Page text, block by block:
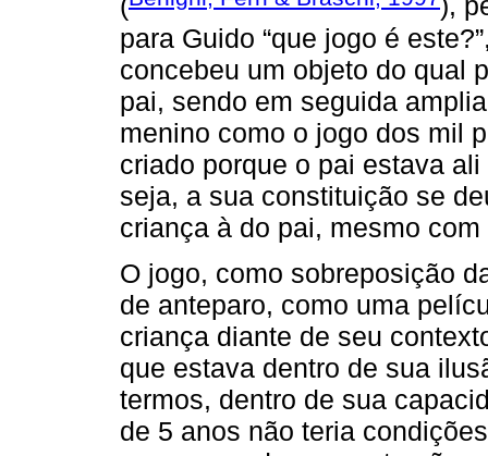
para Guido “que jogo é
concebeu um objeto do qual
pai, sendo em seguida
menino como o jogo dos mil
criado porque o pai estava
seja, a sua constituição se
criança à do pai, mesmo
O jogo, como sobreposição
de anteparo, como uma
criança diante de seu
que estava dentro de sua
termos, dentro de sua
de 5 anos não teria